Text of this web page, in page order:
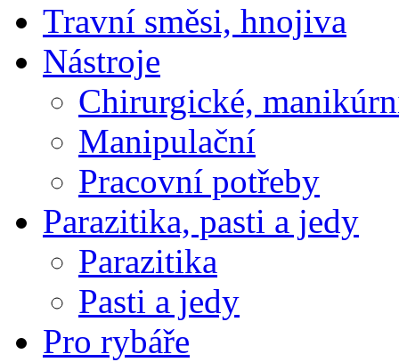
Travní směsi, hnojiva
Nástroje
Chirurgické,
Manipulační
Pracovní potřeby
Parazitika, pasti a jedy
Parazitika
Pasti a jedy
Pro rybáře